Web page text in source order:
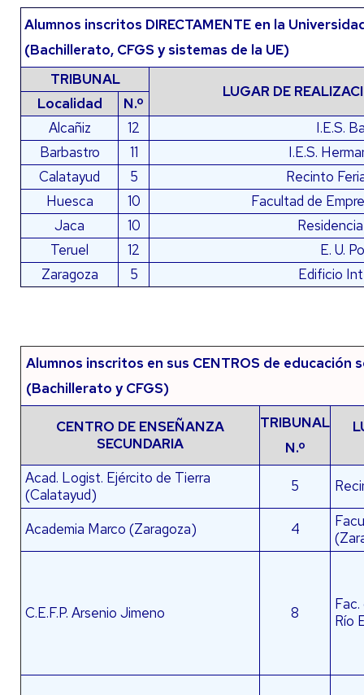
Alumnos inscritos DIRECTAMENTE en la
(Bachillerato, CFGS y sistemas de la UE)
TRIBUNAL
LUGAR DE
Localidad
N.º
Alcañiz
12
I.E.S.
Barbastro
11
I.E.S.
Calatayud
5
Recinto
Huesca
10
Facultad de
Jaca
10
Teruel
12
E. U.
Zaragoza
5 Edificio
Alumnos inscritos en sus CENTROS de educación
(Bachillerato y CFGS)
CENTRO DE ENSEÑANZA
SECUNDARIA
TRIBUNAL
N.º
Acad. Logist. Ejército de Tierra
(Calatayud)
5
Academia Marco (Zaragoza) 4
C.E.F.P. Arsenio Jimeno 8
Río